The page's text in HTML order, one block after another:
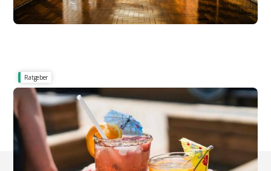
Ratgeber
Irrtümer im Mietrecht - Ruhestörungen oder Drogenkonsum in
Mietwohnungen
Party & Ruhezeiten: Regeln, Rechte und Tipps
für Mieter